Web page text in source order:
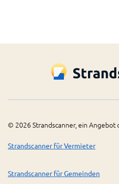
© 2026 Strandscanner, ein Angebot
Strandscanner für Vermieter
Strandscanner für Gemeinden